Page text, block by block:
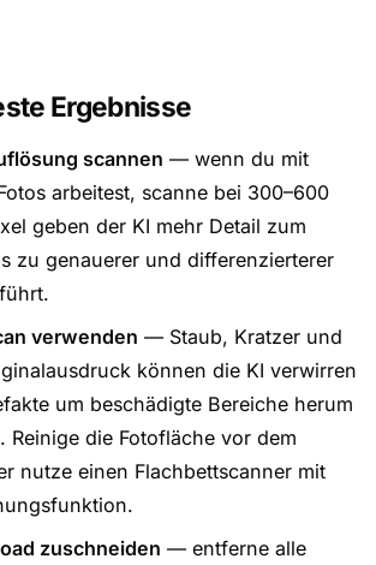
Ergebnisse
scannen — wenn du mit
arbeitest, scanne bei 300–600
geben der KI mehr Detail zum
zu genauerer und differenzierterer
verwenden — Staub, Kratzer und
können die KI verwirren
um beschädigte Bereiche herum
Reinige die Fotofläche vor dem
nutze einen Flachbettscanner mit
zuschneiden — entferne alle